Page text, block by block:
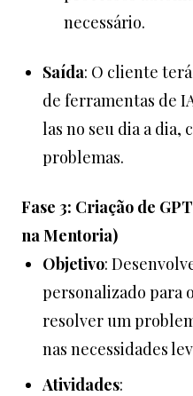
necessário.
Saída: O cliente
de ferramentas de
las no seu dia a dia,
problemas.
Fase 3: Criação de
na Mentoria)
Objetivo:
personalizado para
resolver um
nas necessidades
Atividades: